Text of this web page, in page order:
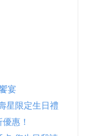
宴
星限定生日禮
惠！